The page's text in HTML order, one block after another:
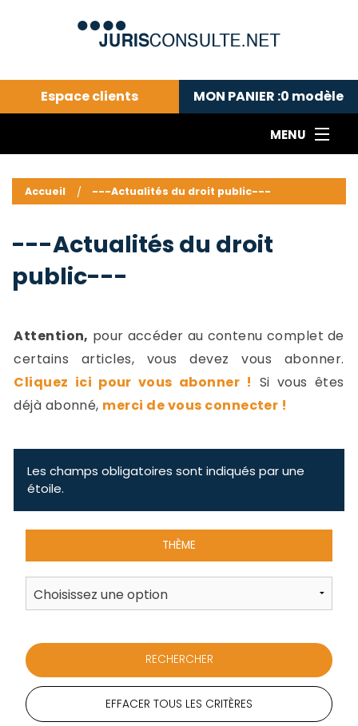
Espace clients MON PANIER :0 modèle
MENU
---Actualités du droit public---
Droit pénal---
Droit privé ---
Abonnement aux actualités
Accueil ---Actualités du droit public---
---Actualités du droit
public---
Attention, pour accéder au contenu complet de
certains articles, vous devez vous abonner.
Cliquez ici pour vous abonner ! Si vous êtes
déjà abonné, merci de vous connecter !
Les champs obligatoires sont indiqués par une
étoile.
THÈME
EFFACER TOUS LES CRITÈRES